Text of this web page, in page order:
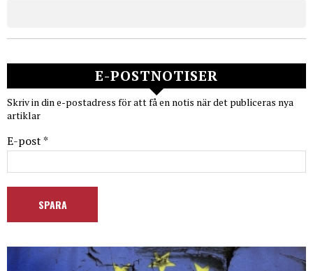
E-POSTNOTISER
Skriv in din e-postadress för att få en notis när det publiceras nya
artiklar
E-post *